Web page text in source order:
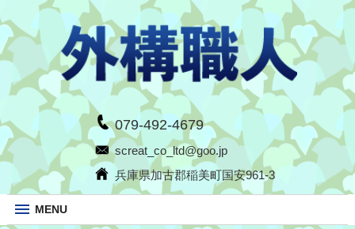
079-492-4679
screat_co_ltd@goo.jp
兵庫県加古郡稲美町国安961-3
MENU